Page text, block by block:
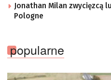
Jonathan Milan zwycięzcą
Pologne
popularne